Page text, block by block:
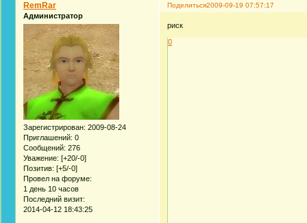
Поделиться2009-09-19 07:57:17
RemRar
Администратор
Зарегистрирован: 2009-08-24
Приглашений: 0
Сообщений: 276
Уважение: [+20/-0]
Позитив: [+5/-0]
Провел на форуме:
1 день 10 часов
Последний визит:
2014-04-12 18:43:25
риск
0